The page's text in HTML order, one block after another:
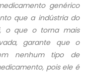
genérico
que a indústria do
o que o torna mais
garante que o
nenhum tipo de
pois ele é